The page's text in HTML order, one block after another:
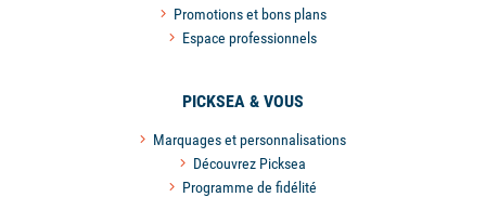
Promotions et bons plans
Espace professionnels
PICKSEA & VOUS
Marquages et personnalisations
Découvrez Picksea
Programme de fidélité